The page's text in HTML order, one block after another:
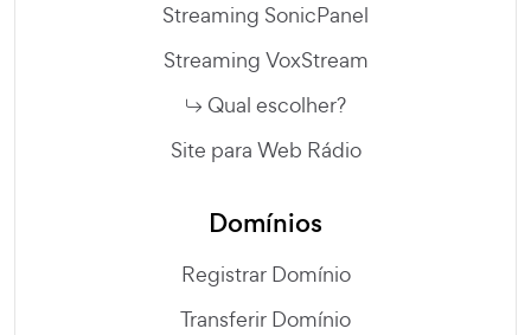
Streaming SonicPanel
Streaming VoxStream
Qual escolher?
Site para Web Rádio
Domínios
Registrar Domínio
Transferir Domínio